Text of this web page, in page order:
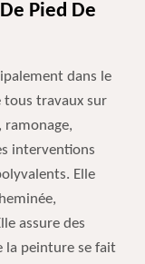
Pied De
dans le
tous travaux sur
ramonage,
interventions
Elle
assure des
la peinture se fait